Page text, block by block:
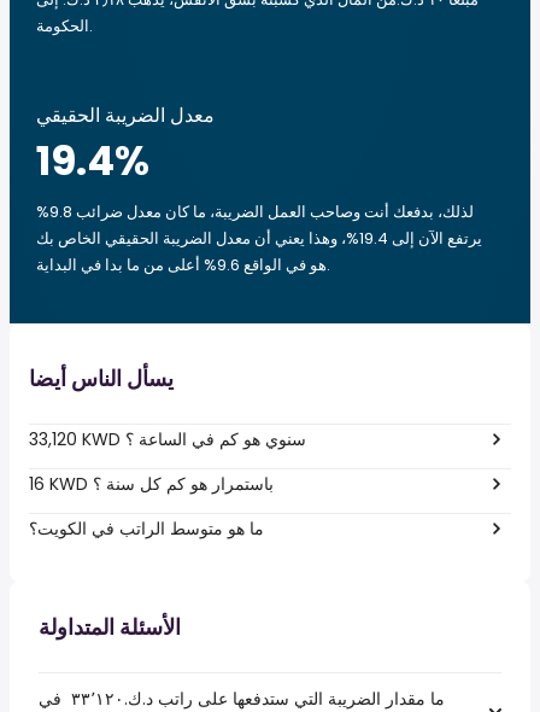
الحكومة.
معدل الضريبة الحقيقي
19.4%
لذلك، بدفعك أنت وصاحب العمل الضريبة، ما كان معدل ضرائب 9.8%
يرتفع الآن إلى 19.4%، وهذا يعني أن معدل الضريبة الحقيقي الخاص بك
هو في الواقع 9.6% أعلى من ما بدا في البداية.
يسأل الناس أيضا
33,120 KWD سنوي هو كم في الساعة ؟
16 KWD باستمرار هو كم كل سنة ؟
ما هو متوسط الراتب في الكويت؟
الأسئلة المتداولة
ما مقدار الضريبة التي ستدفعها على راتب د.ك.‏٣٣٬١٢٠ ‏ في